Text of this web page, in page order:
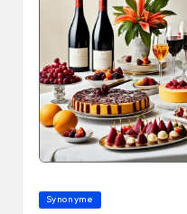
Posted
Synonyme